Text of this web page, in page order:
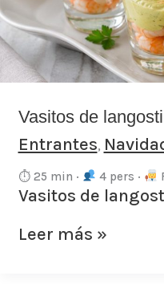
Vasitos de
Entrantes,
⏱ 25 min · 4 pers ·
Vasitos de
Leer más »